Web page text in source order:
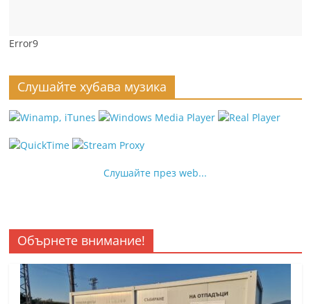
Error9
Слушайте хубава музика
Слушайте през web...
Обърнете внимание!